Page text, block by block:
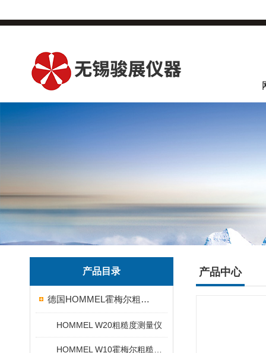
产品目录
德国HOMMEL霍梅尔粗糙度仪
HOMMEL W20粗糙度测量仪
产品中心